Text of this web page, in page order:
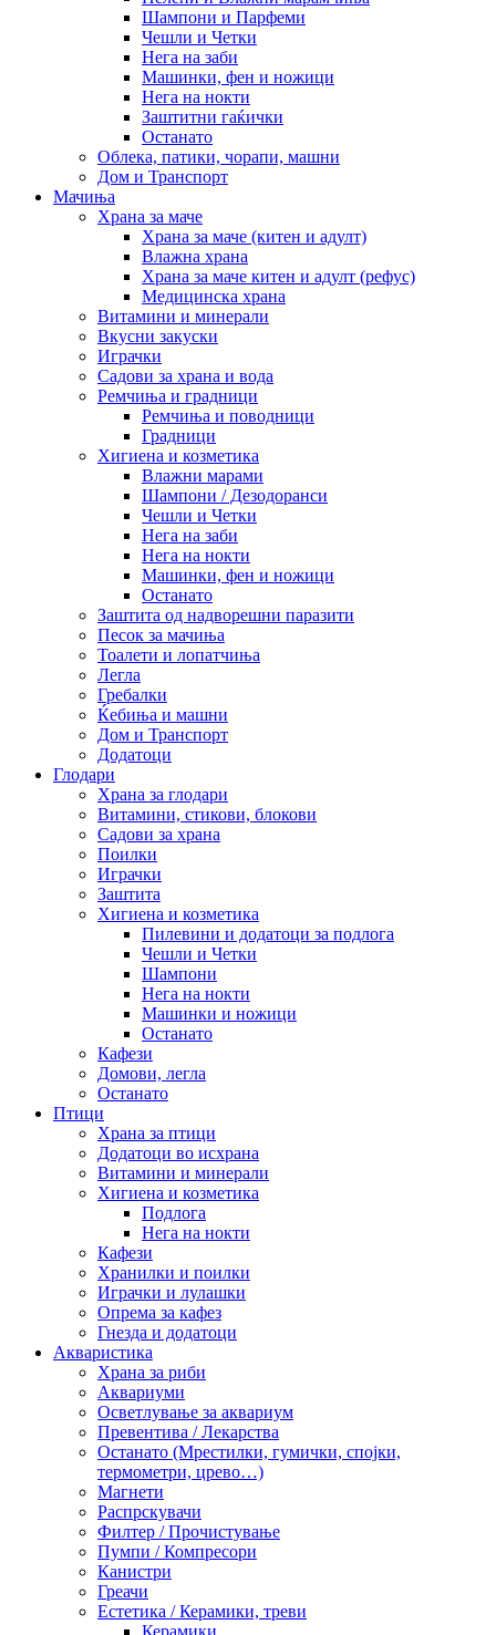
Шампони и Парфеми
Чешли и Четки
Нега на заби
Машинки, фен и ножици
Нега на нокти
Заштитни гаќички
Останато
Облека, патики, чорапи, машни
Дом и Транспорт
Мачиња
Храна за маче
Храна за маче (китен и адулт)
Влажна храна
Храна за маче китен и адулт (рефус)
Медицинска храна
Витамини и минерали
Вкусни закуски
Играчки
Садови за храна и вода
Ремчиња и градници
Ремчиња и поводници
Градници
Хигиена и козметика
Влажни марами
Шампони / Дезодоранси
Чешли и Четки
Нега на заби
Нега на нокти
Машинки, фен и ножици
Останато
Заштита од надворешни паразити
Песок за мачиња
Тоалети и лопатчиња
Легла
Гребалки
Ќебиња и машни
Дом и Транспорт
Додатоци
Глодари
Храна за глодари
Витамини, стикови, блокови
Садови за храна
Поилки
Играчки
Заштита
Хигиена и козметика
Пилевини и додатоци за подлога
Чешли и Четки
Шампони
Нега на нокти
Машинки и ножици
Останато
Кафези
Домови, легла
Останато
Птици
Храна за птици
Додатоци во исхрана
Витамини и минерали
Хигиена и козметика
Подлога
Нега на нокти
Кафези
Хранилки и поилки
Играчки и лулашки
Опрема за кафез
Гнезда и додатоци
Акваристика
Храна за риби
Аквариуми
Осветлување за аквариум
Превентива / Лекарства
Останато (Мрестилки, гумички, спојки,
термометри, црево…)
Магнети
Распрскувачи
Филтер / Прочистување
Пумпи / Компресори
Канистри
Греачи
Естетика / Керамики, треви
Керамики